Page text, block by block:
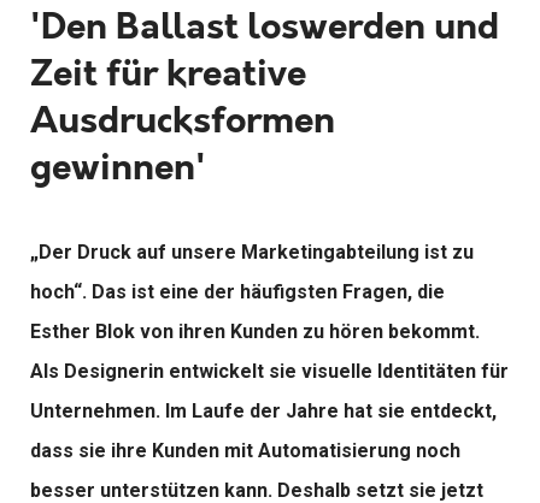
'Den Ballast loswerden und
Zeit für kreative
Ausdrucksformen
gewinnen'
„Der Druck auf unsere Marketingabteilung ist zu
hoch“. Das ist eine der häufigsten Fragen, die
Esther Blok von ihren Kunden zu hören bekommt.
Als Designerin entwickelt sie visuelle Identitäten für
Unternehmen. Im Laufe der Jahre hat sie entdeckt,
dass sie ihre Kunden mit Automatisierung noch
besser unterstützen kann. Deshalb setzt sie jetzt